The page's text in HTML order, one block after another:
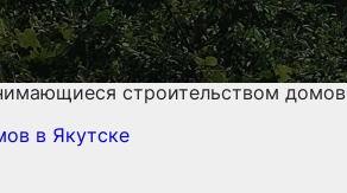
строительством домов
в Якутске